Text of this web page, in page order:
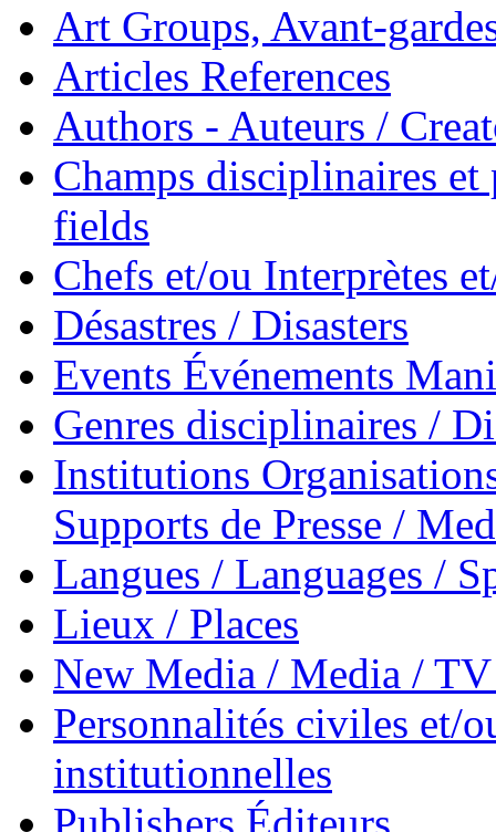
Art Groups, Avant-
Articles References
Authors - Auteurs /
Champs disciplinaires
fields
Chefs et/ou Interprètes
Désastres / Disasters
Events Événements
Genres disciplinaires /
Institutions
Supports de Presse /
Langues / Languages /
Lieux / Places
New Media / Media /
Personnalités civiles et/
institutionnelles
Publishers Éditeurs